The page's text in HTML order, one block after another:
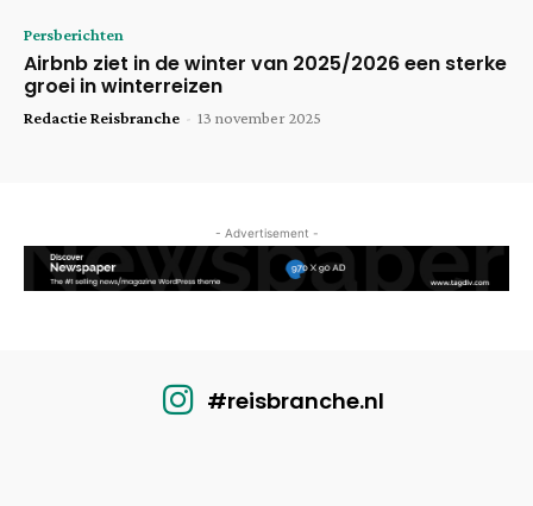
Persberichten
Airbnb ziet in de winter van 2025/2026 een sterke
groei in winterreizen
Redactie Reisbranche - 13 november 2025
- Advertisement -
#reisbranche.nl